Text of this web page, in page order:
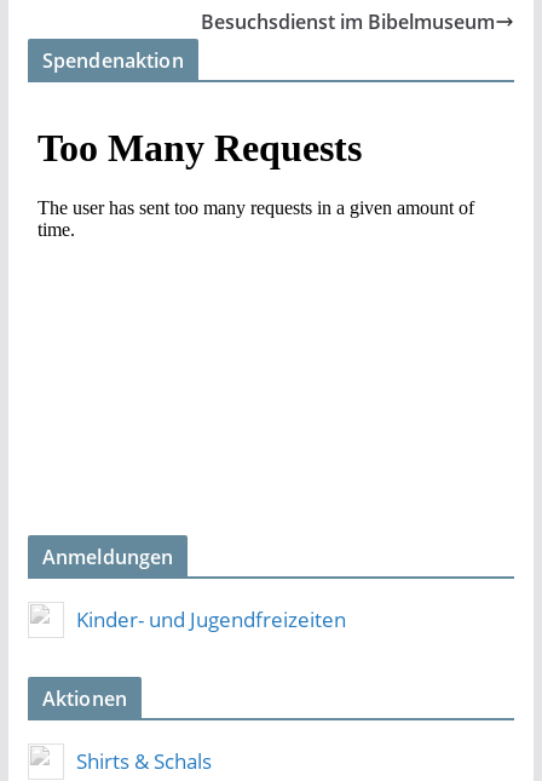
Besuchsdienst im Bibelmuseum
Spendenaktion
Anmeldungen
Kinder- und Jugendfreizeiten
Aktionen
Shirts & Schals